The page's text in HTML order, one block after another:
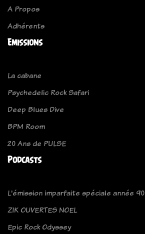
A Propos
Adhérents
Emissions
La cabane
Psychedelic Rock Safari
Deep Blues Dive
BPM Room
20 Ans de PULSE
Podcasts
L'émission imparfaite spéciale année 90
ZIK OUVERTES NOEL
Epic Rock Odyssey